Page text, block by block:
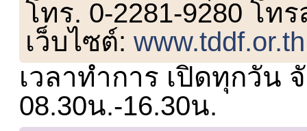
โทร. 0-2281-9280 โท
เว็บไซต์:www.tddf.or.th
เวลาทำการ เปิดทุกวัน
08.30น.-16.30น.